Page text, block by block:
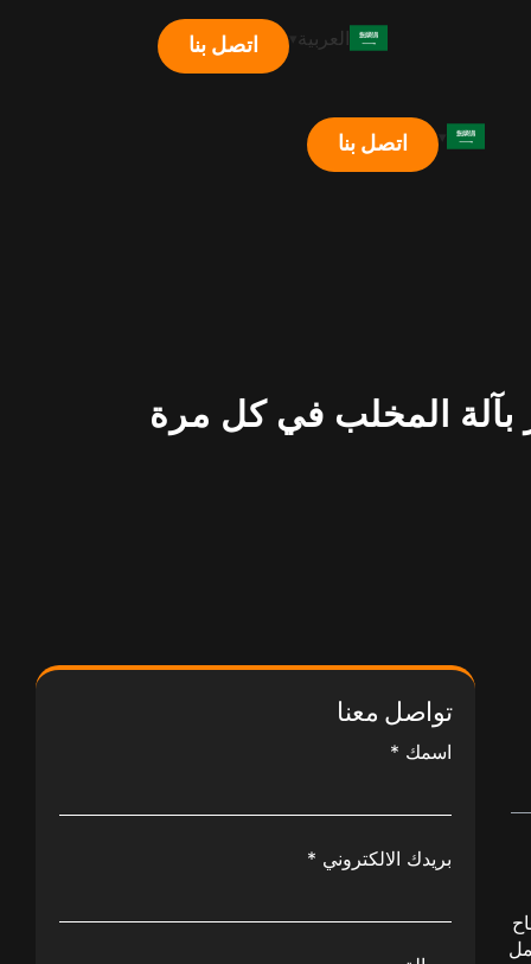
العربية اتصل بنا
اتصل بنا
بآلة المخلب في كل مرة
تواصل معنا
اسمك *
بريدك الالكتروني *